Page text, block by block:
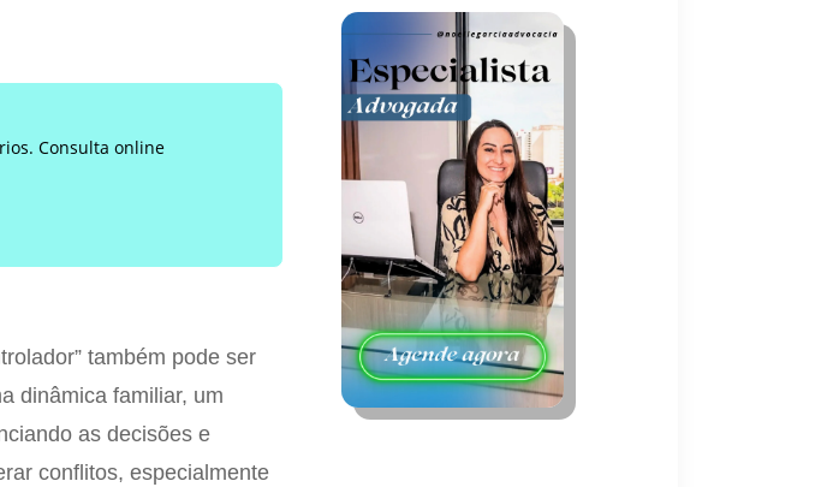
Consulta online
também pode ser
dinâmica familiar, um
as decisões e
conflitos, especialmente